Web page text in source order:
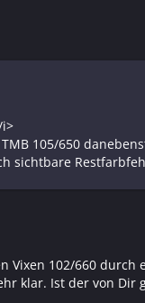
105/650
sichtbare
Vixen 102/660
klar. Ist der von Dir